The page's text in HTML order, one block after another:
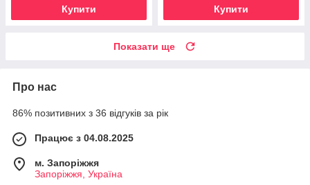
Купити Купити
Показати ще
Про нас
86% позитивних з 36 відгуків за рік
Працює з 04.08.2025
м. Запоріжжя
Запоріжжя, Україна